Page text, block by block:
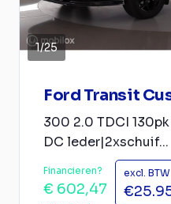
1/25
Ford Transit
300 2.0 TDCI
DC leder|2xschuif...
Financieren?
€ 602,47
excl. BTW